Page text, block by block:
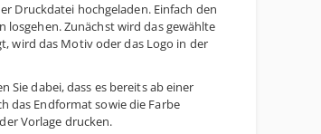
Druckdatei hochgeladen. Einfach den
losgehen. Zunächst wird das gewählte
wird das Motiv oder das Logo in der
Sie dabei, dass es bereits ab einer
das Endformat sowie die Farbe
Vorlage drucken.